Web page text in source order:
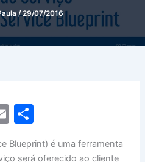
/29/07/2016
E
ai ar
Blueprint) é uma ferramenta
será oferecido ao cliente